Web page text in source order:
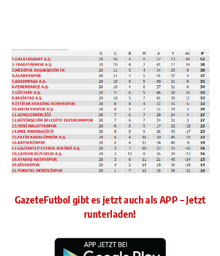
GazeteFutbol gibt es jetzt auch als APP – Jetzt
runterladen!